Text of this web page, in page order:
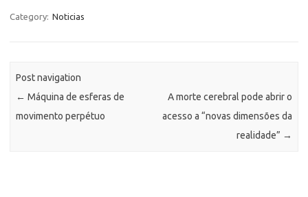
Category: Noticias
Post navigation
← Máquina de esferas de
movimento perpétuo
A morte cerebral pode abrir o
acesso a “novas dimensões da
realidade” →